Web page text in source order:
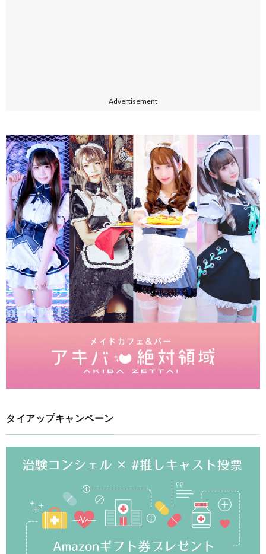
Advertisement
タイアップキャンペーン